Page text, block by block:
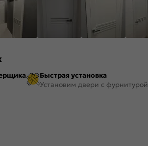
Быстрая установка
Установим двери с фурнитурой